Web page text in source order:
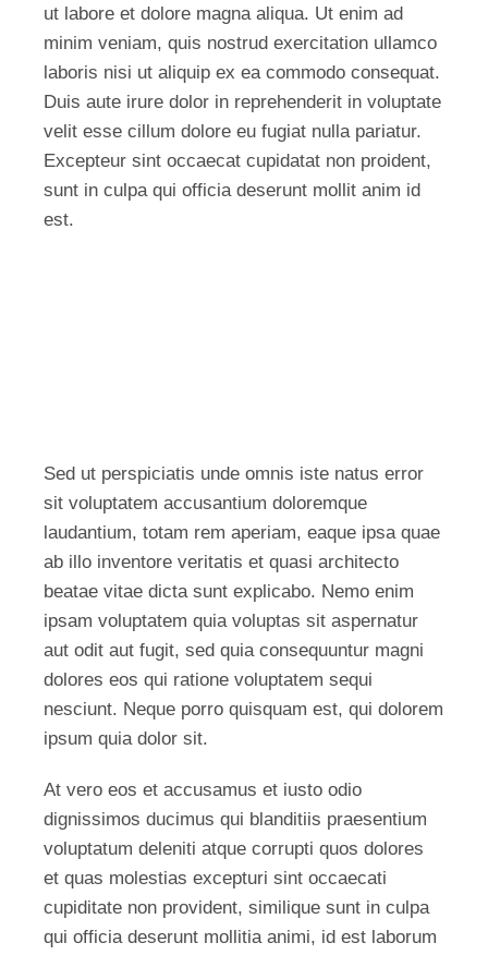
ut labore et dolore magna aliqua. Ut enim ad
minim veniam, quis nostrud exercitation ullamco
laboris nisi ut aliquip ex ea commodo consequat.
Duis aute irure dolor in reprehenderit in voluptate
velit esse cillum dolore eu fugiat nulla pariatur.
Excepteur sint occaecat cupidatat non proident,
sunt in culpa qui officia deserunt mollit anim id
est.
Sed ut perspiciatis unde omnis iste natus error
sit voluptatem accusantium doloremque
laudantium, totam rem aperiam, eaque ipsa quae
ab illo inventore veritatis et quasi architecto
beatae vitae dicta sunt explicabo. Nemo enim
ipsam voluptatem quia voluptas sit aspernatur
aut odit aut fugit, sed quia consequuntur magni
dolores eos qui ratione voluptatem sequi
nesciunt. Neque porro quisquam est, qui dolorem
ipsum quia dolor sit.
At vero eos et accusamus et iusto odio
dignissimos ducimus qui blanditiis praesentium
voluptatum deleniti atque corrupti quos dolores
et quas molestias excepturi sint occaecati
cupiditate non provident, similique sunt in culpa
qui officia deserunt mollitia animi, id est laborum